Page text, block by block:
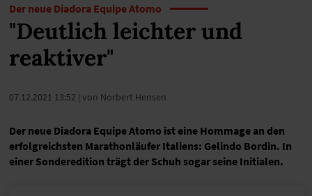
Der neue Diadora Equipe Atomo
"Deutlich leichter und
reaktiver"
07.12.2021 13:52 | von Norbert Hensen
Der neue Diadora Equipe Atomo ist eine Hommage an den
erfolgreichsten Marathonläufer Italiens: Gelindo Bordin. In
einer Sonderedition trägt der Schuh sogar seine Initialen.